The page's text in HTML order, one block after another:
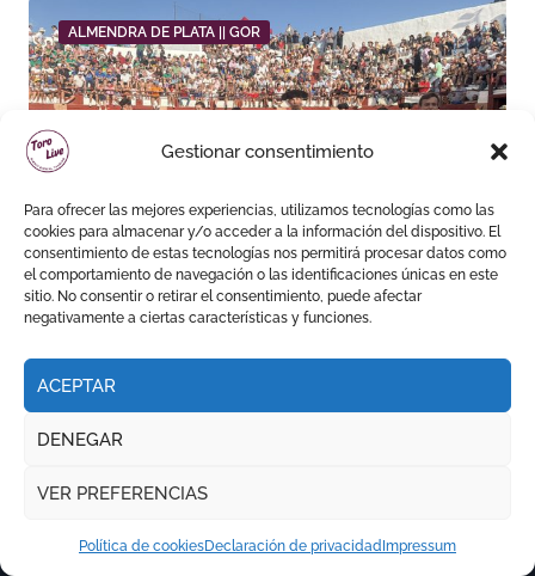
Gestionar consentimiento
Para ofrecer las mejores experiencias, utilizamos tecnologías como las
cookies para almacenar y/o acceder a la información del dispositivo. El
consentimiento de estas tecnologías nos permitirá procesar datos como
el comportamiento de navegación o las identificaciones únicas en este
sitio. No consentir o retirar el consentimiento, puede afectar
negativamente a ciertas características y funciones.
ACEPTAR
DENEGAR
VER PREFERENCIAS
Política de cookiesDeclaración de privacidad Impressum
ALMENDRA DE PLATA || GOR
Emilio Espigares salió a
hombros en el primer festejo
de “La Almendra de Plata” de
la Feria de Gor